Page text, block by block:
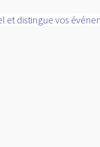
distingue vos